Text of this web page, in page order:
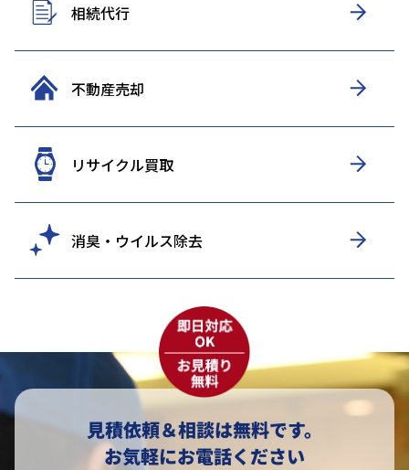
相続代行
不動産売却
リサイクル買取
消臭・ウイルス除去
見積依頼＆相談は無料です。
お気軽にお電話ください